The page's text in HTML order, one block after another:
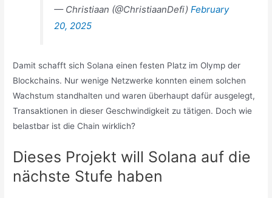
— Christiaan (@ChristiaanDefi)February
20, 2025
Damit schafft sich Solana einen festen Platz im Olymp der
Blockchains. Nur wenige Netzwerke konnten einem solchen
Wachstum standhalten und waren überhaupt dafür ausgelegt,
Transaktionen in dieser Geschwindigkeit zu tätigen. Doch wie
belastbar ist die Chain wirklich?
Dieses Projekt will Solana auf die
nächste Stufe haben